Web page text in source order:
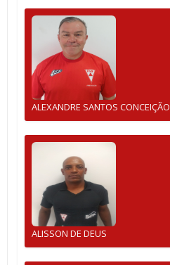
ALEXANDRE SANTOS CONCEIÇÃO
ALISSON DE DEUS